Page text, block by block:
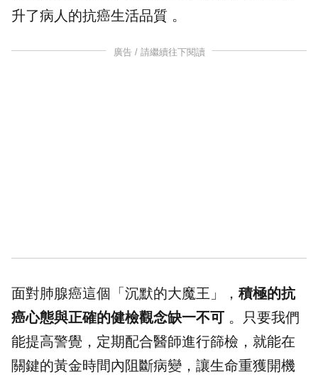
升了病人的抗癌生活品質 。
廣告 / 請繼續往下閱讀
面對肺腺癌這個「沉默的大魔王」， 積極的抗
癌心態與正確的健檢觀念缺一不可 。只要我們
能提高警覺，定期配合醫師進行篩檢，就能在
關鍵的黃金時間內阻斷病變，讓生命重獲開機